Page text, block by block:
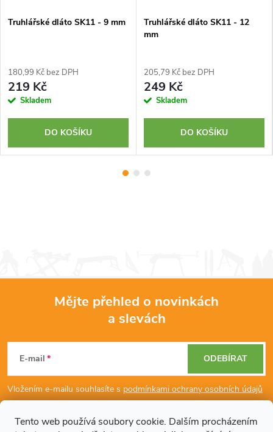
Tento web používá soubory cookie. Dalším procházením
Truhlářské dláto SK11 - 9 mm
180,99 Kč bez DPH
219 Kč
Skladem
DO KOŠÍKU
Truhlářské dláto SK11 - 12
mm
205,79 Kč bez DPH
249 Kč
Skladem
DO KOŠÍKU
p
Mějte přehled o novinkách
a slevách
E-mail
Vložením e-mailu souhlasíte s podmínkami ochrany osobních údajů
ODEBÍRAT